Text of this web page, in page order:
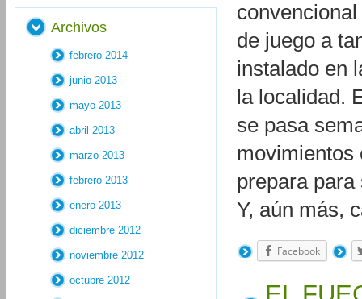
de juego a
instalado en
la localidad.
se pasa
movimientos
prepara para
Y, aún más,
Facebook
Archivos
febrero 2014
junio 2013
mayo 2013
abril 2013
marzo 2013
febrero 2013
enero 2013
diciembre 2012
noviembre 2012
octubre 2012